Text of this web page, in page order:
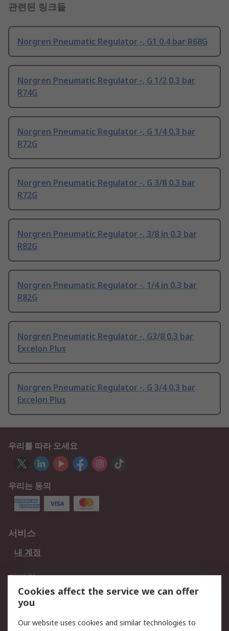
관련된 링크들
Norgren Pneumatic Regulator -, G1 0.4 bar R68G
Norgren Pneumatic Regulator -, G 1/2 0.3 bar
R74G
Norgren Pneumatic Regulator -, G 1/4 0.3 bar
R72G
Norgren Pneumatic Regulator -, G 3/8 0.3 bar
R72G
Norgren Pneumatic Regulator -, 3/8 in 0.3 bar
R82G
Norgren Pneumatic Regulator -, 1/4 in 0.3 bar
R82G
Norgren Pneumatic Regulator -, G3/8 0.3 bar
Excelon Plus
Norgren Pneumatic Regulator -, G 3/4 0.3 bar
Excelon Plus
우리를 따라 오세요
우리는 동의
서비스
내 계정
적법한
개인 정보 보호 정책
데이터 보호
웹사이트 사용 약관
Cookies affect the service we can offer
you
Our website uses cookies and similar technologies to